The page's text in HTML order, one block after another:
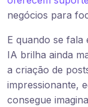
negócios para
E quando se fala
IA brilha ainda
a criação de
impressionante,
consegue